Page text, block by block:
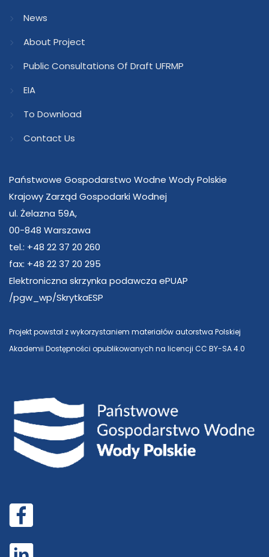
News
About Project
Public Consultations Of Draft UFRMP
EIA
To Download
Contact Us
Państwowe Gospodarstwo Wodne Wody Polskie
Krajowy Zarząd Gospodarki Wodnej
ul. Żelazna 59A,
00-848 Warszawa
tel.: +48 22 37 20 260
fax: +48 22 37 20 295
Elektroniczna skrzynka podawcza ePUAP
/pgw_wp/SkrytkaESP
Projekt powstał z wykorzystaniem materiałów autorstwa Polskiej
Akademii Dostępności opublikowanych na licencji CC BY-SA 4.0